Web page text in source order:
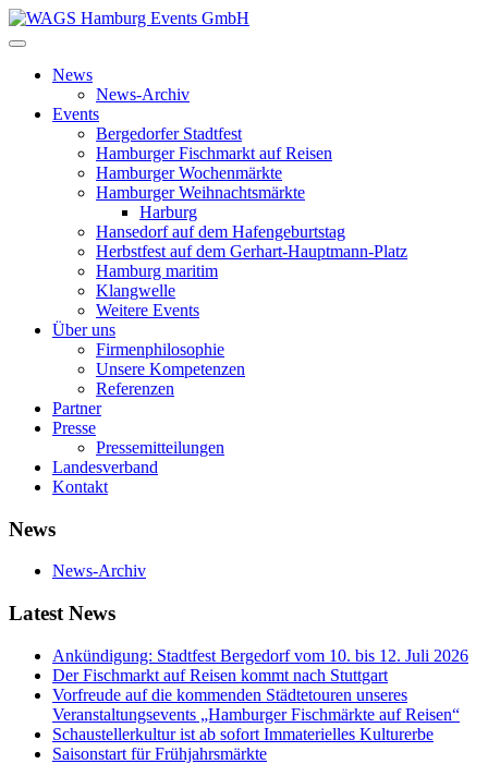
News
News-Archiv
Events
Bergedorfer Stadtfest
Hamburger Fischmarkt auf Reisen
Hamburger Wochenmärkte
Hamburger Weihnachtsmärkte
Harburg
Hansedorf auf dem Hafengeburtstag
Herbstfest auf dem Gerhart-Hauptmann-Platz
Hamburg maritim
Klangwelle
Weitere Events
Über uns
Firmenphilosophie
Unsere Kompetenzen
Referenzen
Partner
Presse
Pressemitteilungen
Landesverband
Kontakt
News
News-Archiv
Latest News
Ankündigung: Stadtfest Bergedorf vom 10. bis 12. Juli 2026
Der Fischmarkt auf Reisen kommt nach Stuttgart
Vorfreude auf die kommenden Städtetouren unseres
Veranstaltungsevents „Hamburger Fischmärkte auf Reisen“
Schaustellerkultur ist ab sofort Immaterielles Kulturerbe
Saisonstart für Frühjahrsmärkte